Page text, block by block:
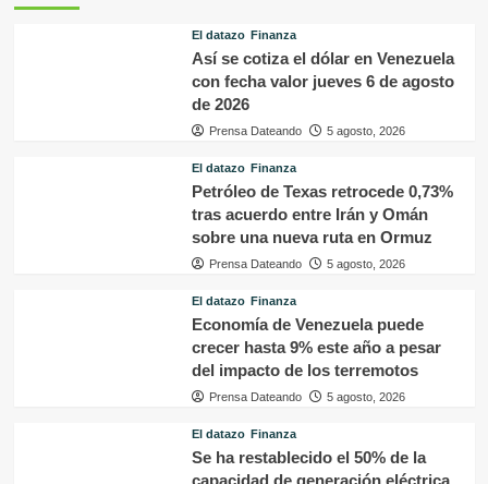
El datazo Finanza
Así se cotiza el dólar en Venezuela
con fecha valor jueves 6 de agosto
de 2026
Prensa Dateando 5 agosto, 2026
El datazo Finanza
Petróleo de Texas retrocede 0,73%
tras acuerdo entre Irán y Omán
sobre una nueva ruta en Ormuz
Prensa Dateando 5 agosto, 2026
El datazo Finanza
Economía de Venezuela puede
crecer hasta 9% este año a pesar
del impacto de los terremotos
Prensa Dateando 5 agosto, 2026
El datazo Finanza
Se ha restablecido el 50% de la
capacidad de generación eléctrica